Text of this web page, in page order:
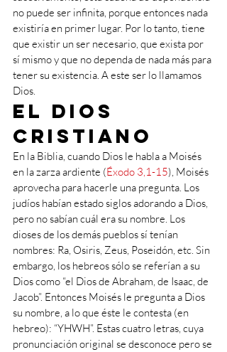
no puede ser infinita, porque entonces nada
existiría en primer lugar. Por lo tanto, tiene
que existir un ser necesario, que exista por
sí mismo y que no dependa de nada más para
tener su existencia. A este ser lo llamamos
Dios.
El Dios
cristiano
En la Biblia, cuando Dios le habla a Moisés
en la zarza ardiente (Éxodo 3,1-15), Moisés
aprovecha para hacerle una pregunta. Los
judíos habían estado siglos adorando a Dios,
pero no sabían cuál era su nombre. Los
dioses de los demás pueblos sí tenían
nombres: Ra, Osiris, Zeus, Poseidón, etc. Sin
embargo, los hebreos sólo se referían a su
Dios como “el Dios de Abraham, de Isaac, de
Jacob”. Entonces Moisés le pregunta a Dios
su nombre, a lo que éste le contesta (en
hebreo): “YHWH”. Estas cuatro letras, cuya
pronunciación original se desconoce pero se